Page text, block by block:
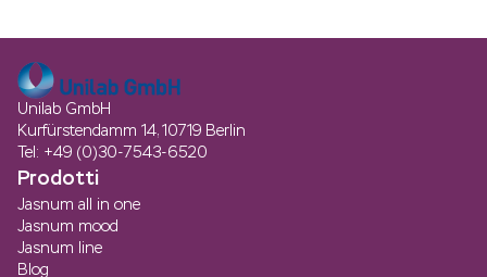
Unilab GmbH
Kurfürstendamm 14, 10719 Berlin
Tel: +49 (0)30-7543-6520
Prodotti
Jasnum all in one
Jasnum mood
Jasnum line
Blog